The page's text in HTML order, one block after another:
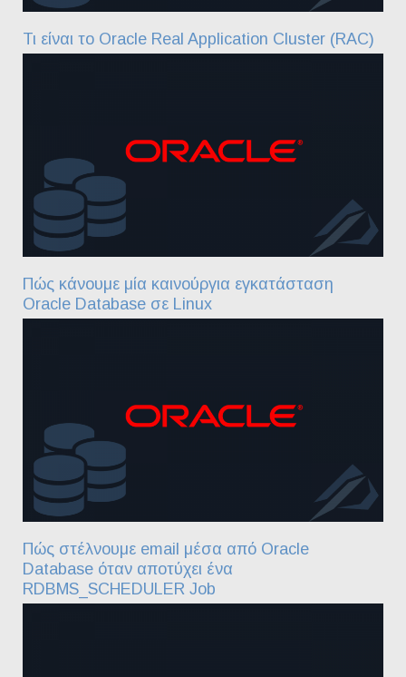
Τι είναι το Oracle Real Application Cluster (RAC)
Πώς κάνουμε μία καινούργια εγκατάσταση
Oracle Database σε Linux
Πώς στέλνουμε email μέσα από Oracle
Database όταν αποτύχει ένα
RDBMS_SCHEDULER Job